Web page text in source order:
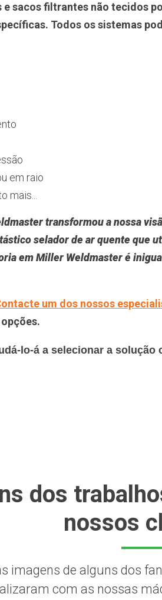
e sacos filtrantes não tecidos
Todos os sistemas
em raio
mais...
transformou a nossa
selador de ar quente que
em Miller Weldmaster é
um dos nossos
lo-á a selecionar a solução
dos
nossos
imagens de alguns dos
com as nossas